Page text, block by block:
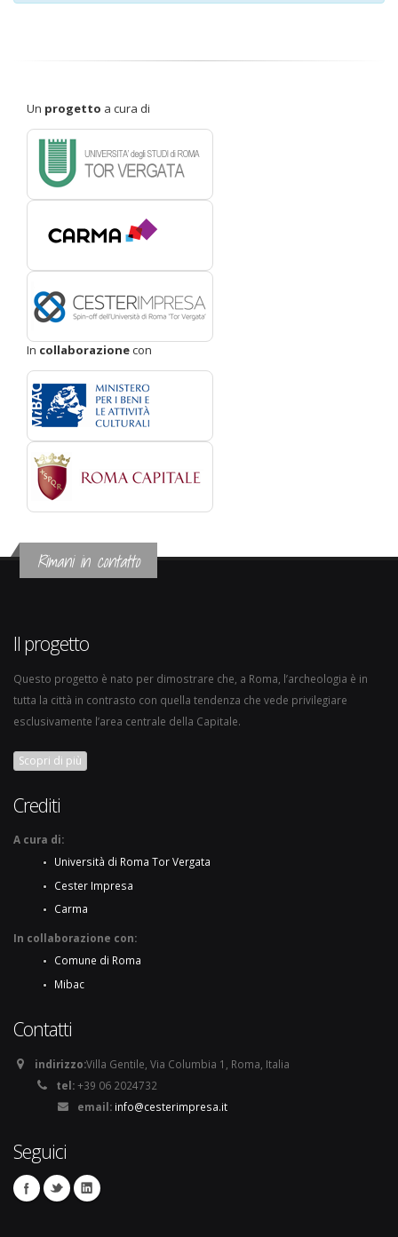
Un progetto a cura di
In collaborazionecon
Rimani in contatto
Il progetto
Questo progetto è nato per dimostrare che, a Roma, l’archeologia è in
tutta la città in contrasto con quella tendenza che vede privilegiare
esclusivamente l’area centrale della Capitale.
Scopri di più
Crediti
A cura di:
Università di Roma Tor Vergata
Cester Impresa
Carma
In collaborazione con:
Comune di Roma
Mibac
Contatti
indirizzo:Villa Gentile, Via Columbia 1, Roma, Italia
tel:+39 06 2024732
email: info@cesterimpresa.it
Seguici